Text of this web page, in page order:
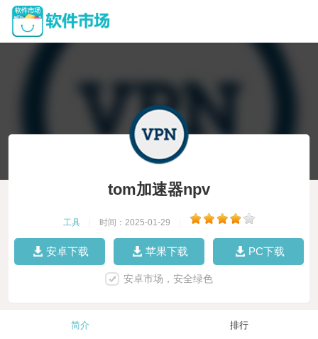
tom加速器npv
工具 时间：2025-01-29
安卓下载 苹果下载 PC下载
安卓市场，安全绿色
简介 排行